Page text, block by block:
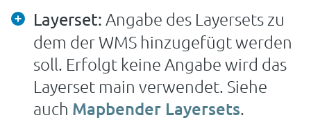
Layerset: Angabe des Layersets zu
dem der WMS hinzugefügt werden
soll. Erfolgt keine Angabe wird das
Layerset main verwendet. Siehe
auch Mapbender Layersets.